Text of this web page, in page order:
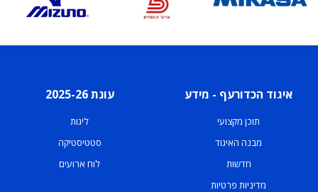
איגוד הכדורעף - מידע
תוכן מקצועי
מבנה האיגוד
חדשות
מדיניות פרטיות
עונת 2025-26
ליגות
סטטיסטיקה
לוח ארועים